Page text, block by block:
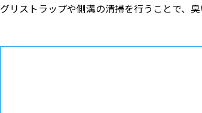
グリストラップや側溝の清掃を行うことで、